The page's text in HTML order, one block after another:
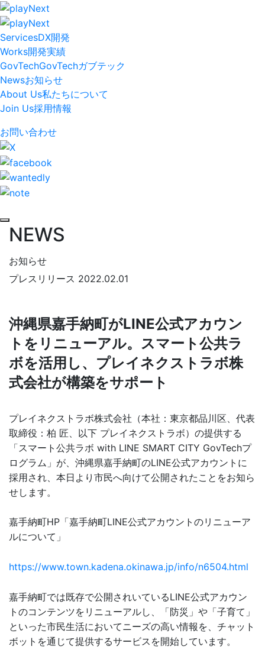
ServicesDX開発
Works開発実績
GovTechGovTechガブテック
Newsお知らせ
About Us私たちについて
Join Us採用情報
お問い合わせ
NEWS
お知らせ
プレスリリース 2022.02.01
沖縄県嘉手納町がLINE公式アカウン
トをリニューアル。スマート公共ラ
ボを活用し、プレイネクストラボ株
式会社が構築をサポート
プレイネクストラボ株式会社（本社：東京都品川区、代表
取締役：柏 匠、以下 プレイネクストラボ）の提供する
「スマート公共ラボ with LINE SMART CITY GovTechプ
ログラム」が、沖縄県嘉手納町のLINE公式アカウントに
採用され、本日より市民へ向けて公開されたことをお知ら
せします。
嘉手納町HP「嘉手納町LINE公式アカウントのリニューア
ルについて」
https://www.town.kadena.okinawa.jp/info/n6504.html
嘉手納町では既存で公開されいているLINE公式アカウン
トのコンテンツをリニューアルし、「防災」や「子育て」
といった市民生活においてニーズの高い情報を、チャット
ボットを通じて提供するサービスを開始しています。